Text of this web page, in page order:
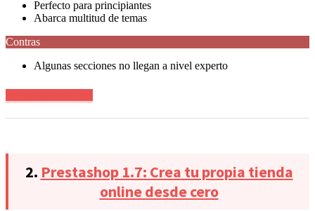
Perfecto para principiantes
Abarca multitud de temas
Contras
Algunas secciones no llegan a nivel experto
2. Prestashop 1.7: Crea tu propia tienda
online desde cero